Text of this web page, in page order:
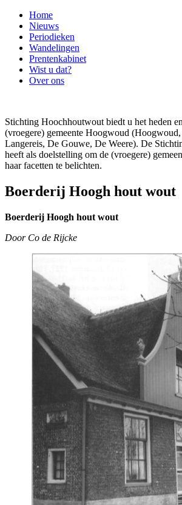
Home
Nieuws
Periodieken
Wandelingen
Prentenkabinet
Wist u dat?
Over ons
Stichting Hoochhoutwout biedt u het heden
(vroegere) gemeente Hoogwoud
Langereis, De Gouwe, De Weere). De
heeft als doelstelling om de (vroegere)
haar facetten te belichten.
Boerderij Hoogh hout wout
Boerderij Hoogh hout wout
Door Co de Rijcke